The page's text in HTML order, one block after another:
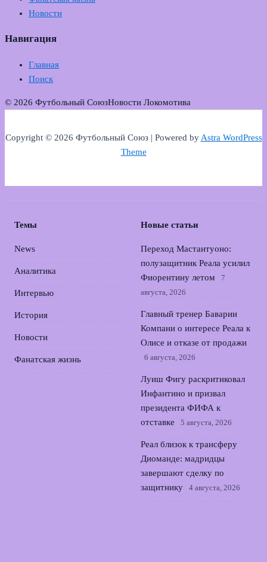
Новости
Навигация
Главная
Поиск
© 2026 Футбольный СоюзНовости Локомотива
Copyright © 2026 Футбольный Союз | Powered byAstra WordPress
Theme
Темы
News
Аналитика
Интервью
История
Новости
Фанатская жизнь
Новые статьи
Переход Мастантуоно:
полузащитник Реала усилил
Фиорентину летом
7
августа, 2026
Главный тренер Баварии
Компани о интересе Реала к
Олисе и отказе от продажи
6 августа, 2026
Луиш Фигу раскритиковал
Инфантино и призвал
президента ФИФА к
отставке
5 августа, 2026
Реал близок к трансферу
Диоманде: мадридцы
завершают сделку по
защитнику
4 августа, 2026